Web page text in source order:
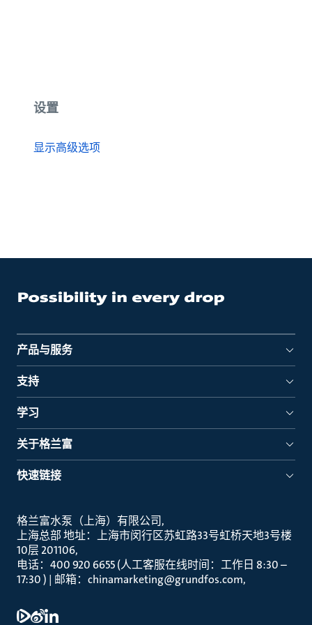
设置
显示高级选项
产品与服务
支持
学习
关于格兰富
快速链接
格兰富水泵（上海）有限公司
上海总部 地址：上海市闵行区苏虹路33号虹桥天地3号楼
10层 201106
电话：400 920 6655 (人工客服在线时间：工作日 8:30 –
17:30 ) | 邮箱：chinamarketing@grundfos.com